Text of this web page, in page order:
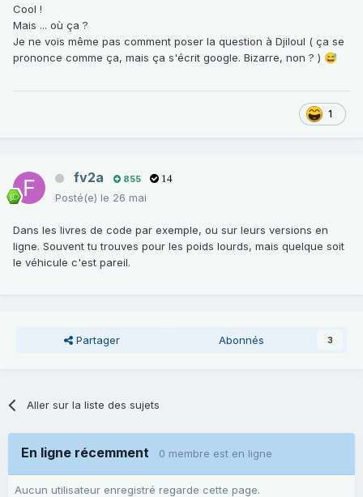
Cool !
Mais ... où ça ?
Je ne vois même pas comment poser la question à Djiloul ( ça se
prononce comme ça, mais ça s'écrit google. Bizarre, non ? ) 😅
1
fv2a 855 14
Posté(e) le 26 mai
Dans les livres de code par exemple, ou sur leurs versions en
ligne. Souvent tu trouves pour les poids lourds, mais quelque soit
le véhicule c'est pareil.
Partager Abonnés 3
Aller sur la liste des sujets
En ligne récemment 0 membre est en ligne
Aucun utilisateur enregistré regarde cette page.